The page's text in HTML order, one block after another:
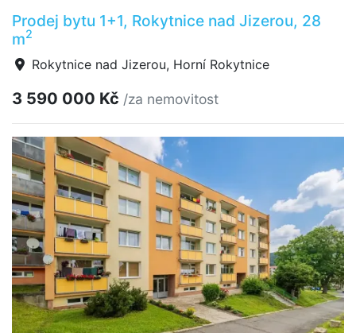
Prodej bytu 1+1, Rokytnice nad Jizerou, 28
m2
Rokytnice nad Jizerou, Horní Rokytnice
3 590 000 Kč /za nemovitost